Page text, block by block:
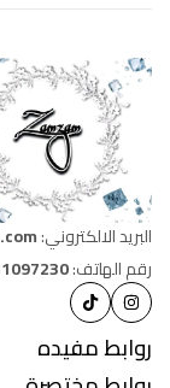
البريد الالكتروني:
رقم الهاتف:
روابط مفيده